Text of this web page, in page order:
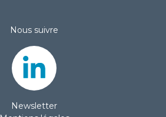
Nous suivre
Newsletter